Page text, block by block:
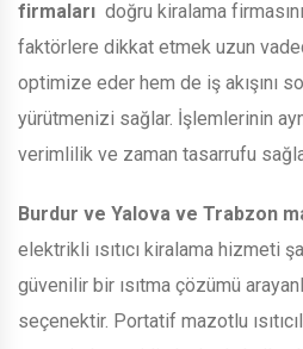
firmaları doğru kiralama
faktörlere dikkat etmek uzun
optimize eder hem de iş akışını
yürütmenizi sağlar. İşlemlerinin
verimlilik ve zaman tasarrufu
Burdur ve Yalova ve Trabzon
elektrikli ısıtıcı kiralama hizmeti
güvenilir bir ısıtma çözümü
seçenektir. Portatif mazotlu